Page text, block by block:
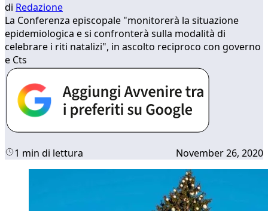
di Redazione
La Conferenza episcopale "monitorerà la situazione
epidemiologica e si confronterà sulla modalità di
celebrare i riti natalizi", in ascolto reciproco con governo
e Cts
1 min di lettura November 26, 2020